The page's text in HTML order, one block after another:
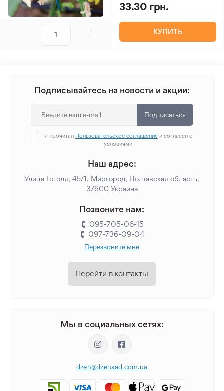
33.30 грн.
КУПИТЬ
Подписывайтесь на новости и акции:
Подписаться
Я прочитал Пользовательское соглашениеи согласен с
условиями
Наш адрес:
Улица Гоголя, 45/1, Миргород, Полтавская область,
37600 Украина
Позвоните нам:
095-705-06-15
097-736-09-04
Перезвоните мне
Перейти в контакты
Мы в социальных сетях:
dzen@dzensad.com.ua